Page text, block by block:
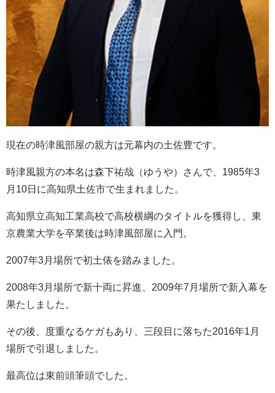
現在の時津風部屋の親方は元幕内の土佐豊です。
時津風親方の本名は森下祐哉（ゆうや）さんで、1985年3
月10日に高知県土佐市で生まれました。
高知県立高知工業高校で高校横綱のタイトルを獲得し、東
京農業大学を卒業後は時津風部屋に入門。
2007年3月場所で初土俵を踏みました。
2008年3月場所で新十両に昇進、2009年7月場所で新入幕を
果たしました。
その後、度重なるケガもあり、三段目に落ちた2016年1月
場所で引退しました。
最高位は東前頭筆頭でした。